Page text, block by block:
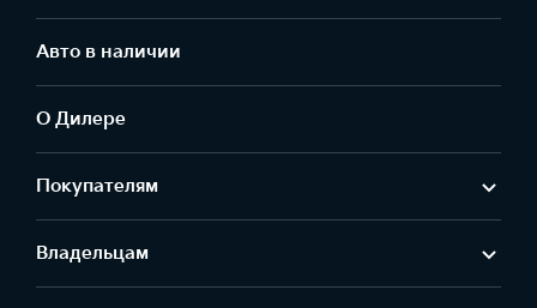
Авто в наличии
О Дилере
Покупателям
Владельцам